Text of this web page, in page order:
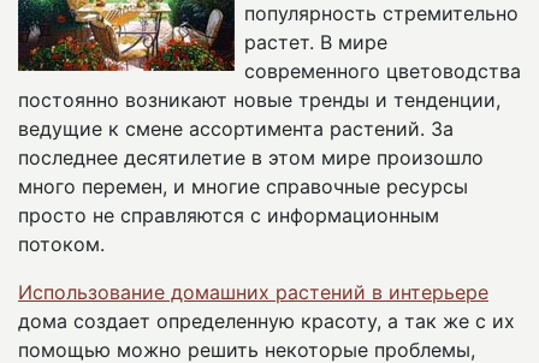
популярность стремительно
растет. В мире
современного цветоводства
постоянно возникают новые тренды и тенденции,
ведущие к смене ассортимента растений. За
последнее десятилетие в этом мире произошло
много перемен, и многие справочные ресурсы
просто не справляются с информационным
потоком.
Использование домашних растений в интерьере
дома создает определенную красоту, а так же с их
помощью можно решить некоторые проблемы,